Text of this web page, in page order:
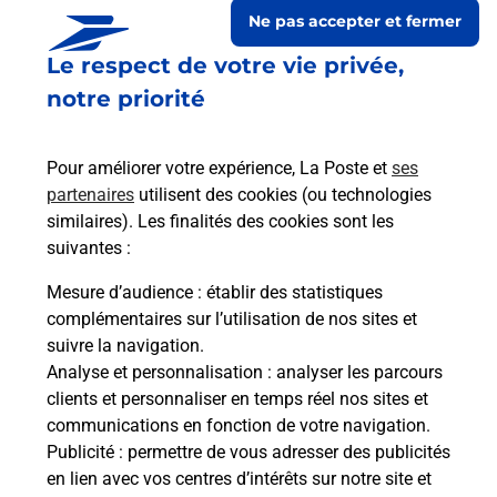
Le respect de votre vie privée,
notre priorité
Pour améliorer votre expérience, La Poste et ses
partenaires utilisent des cookies (ou technologies
similaires). Les finalités des cookies sont les
suivantes :
Mesure d’audience : établir des statistiques
complémentaires sur l’utilisation de nos sites et
suivre la navigation.
Analyse et personnalisation : analyser les parcours
clients et personnaliser en temps réel nos sites et
communications en fonction de votre navigation.
Publicité : permettre de vous adresser des publicités
en lien avec vos centres d’intérêts sur notre site et
Ne pas accepter et fermer
Prochaine collecte du courriersamedià 08h00
Place De La Mairie
51190 Flavigny
Itinéraire
Le lien s'ouvre dans un nouvel onglet